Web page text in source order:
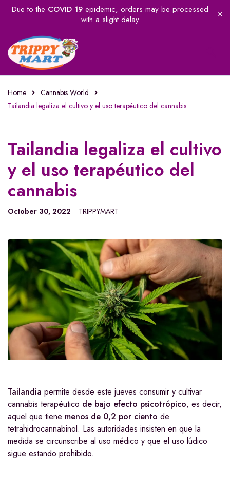
Due to the COVID 19epidemic, orders may be processed
with a slight delay
Home
Cannabis World
Tailandia legaliza el cultivo y el uso terapéutico del cannabis
Tailandia legaliza el cultivo
y el uso terapéutico del
cannabis
October 30, 2022 TRIPPYMART
Tailandia permite desde este jueves consumir y cultivar
cannabis terapéutico de bajo efecto psicotrópico, es decir,
aquel que tiene menos de 0,2 por ciento de
tetrahidrocannabinol. Las autoridades insisten en que la
medida se circunscribe al uso médico y que el uso lúdico
sigue estando prohibido.